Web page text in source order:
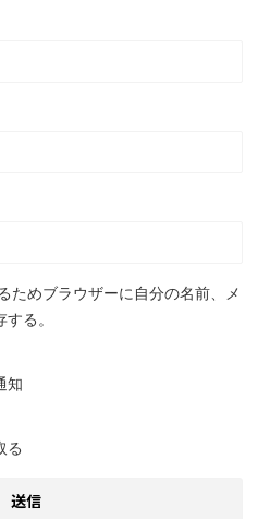
ためブラウザーに自分の名前、メ
る。
知
る